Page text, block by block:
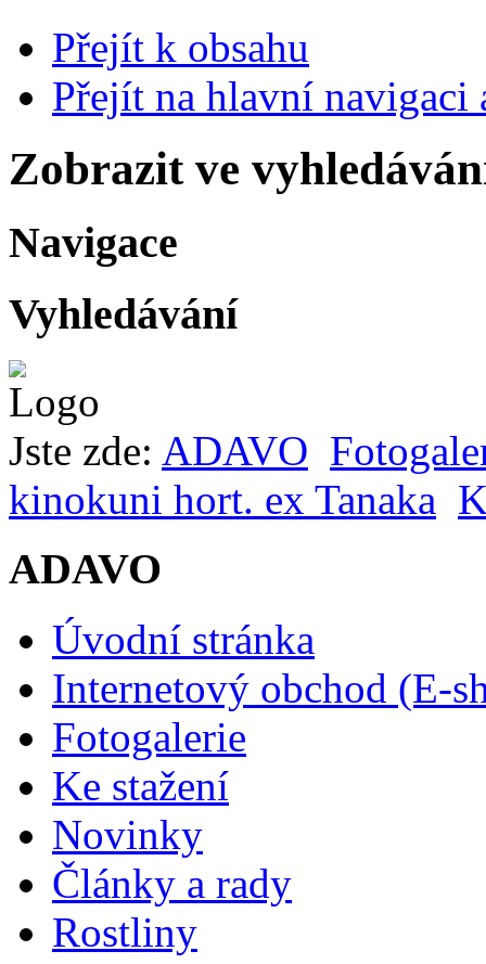
Přejít k obsahu
Přejít na hlavní navigaci
Zobrazit ve
Navigace
Vyhledávání
Jste zde: ADAVO
kinokuni hort. ex Tanaka
ADAVO
Úvodní stránka
Internetový obchod (E-
Fotogalerie
Ke stažení
Novinky
Články a rady
Rostliny